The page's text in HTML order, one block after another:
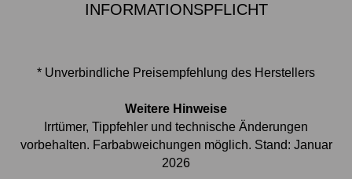
INFORMATIONSPFLICHT
* Unverbindliche Preisempfehlung des Herstellers
Weitere Hinweise
Irrtümer, Tippfehler und technische Änderungen
vorbehalten. Farbabweichungen möglich. Stand: Januar
2026